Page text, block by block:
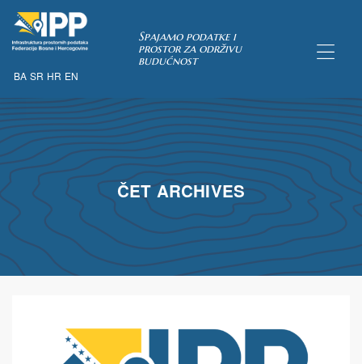
BA SR HR EN
Spajamo podatke i
prostor za održivu
budućnost
ČET ARCHIVES
uvjeta